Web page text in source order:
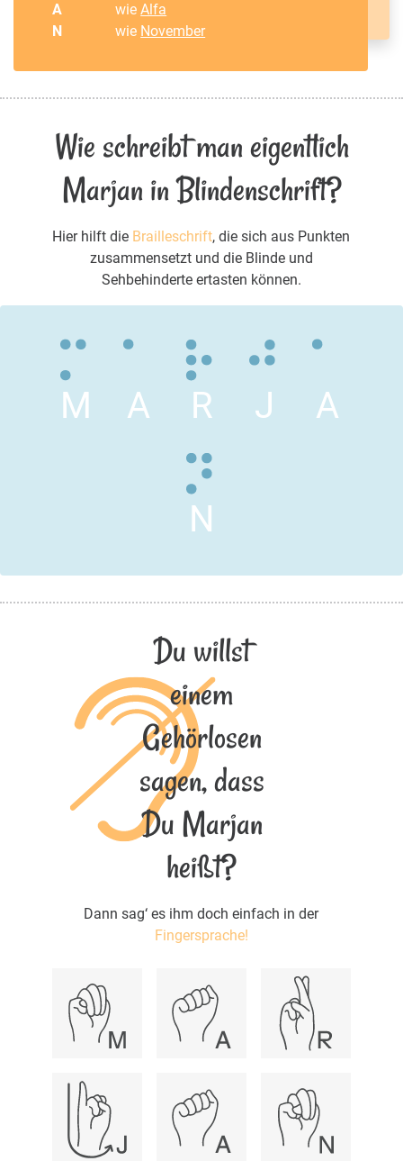
A
wieAlfa
N
wie November
Wie schreibt man eigentlich
Marjan in Blindenschrift?
Hier hilft die Brailleschrift, die sich aus Punkten
zusammensetzt und die Blinde und
Sehbehinderte ertasten können.
M A R J A
N
Du willst
einem
Gehörlosen
sagen, dass
Du Marjan
heißt?
Dann sag‘ es ihm doch einfach in der
Fingersprache!